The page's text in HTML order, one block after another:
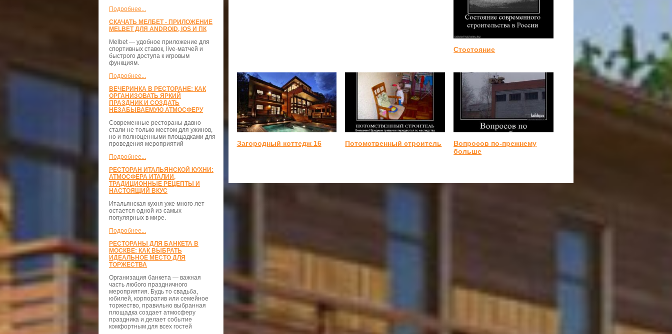
Подробнее...
СКАЧАТЬ МЕЛБЕТ - ПРИЛОЖЕНИЕ
MELBET ДЛЯ ANDROID, IOS И ПК
Melbet — удобное приложение для
спортивных ставок, live-матчей и
быстрого доступа к игровым
функциям.
Подробнее...
ВЕЧЕРИНКА В РЕСТОРАНЕ: КАК
ОРГАНИЗОВАТЬ ЯРКИЙ
ПРАЗДНИК И СОЗДАТЬ
НЕЗАБЫВАЕМУЮ АТМОСФЕРУ
Современные рестораны давно
стали не только местом для ужинов,
но и полноценными площадками для
проведения мероприятий
Подробнее...
РЕСТОРАН ИТАЛЬЯНСКОЙ КУХНИ:
АТМОСФЕРА ИТАЛИИ,
ТРАДИЦИОННЫЕ РЕЦЕПТЫ И
НАСТОЯЩИЙ ВКУС
Итальянская кухня уже много лет
остается одной из самых
популярных в мире.
Подробнее...
РЕСТОРАНЫ ДЛЯ БАНКЕТА В
МОСКВЕ: КАК ВЫБРАТЬ
ИДЕАЛЬНОЕ МЕСТО ДЛЯ
ТОРЖЕСТВА
Организация банкета — важная
часть любого праздничного
мероприятия. Будь то свадьба,
юбилей, корпоратив или семейное
торжество, правильно выбранная
площадка создает атмосферу
праздника и делает событие
комфортным для всех гостей
Стостояние
Загородный коттедж 16 Потомственный строитель
Вопросов по-прежнему
больше